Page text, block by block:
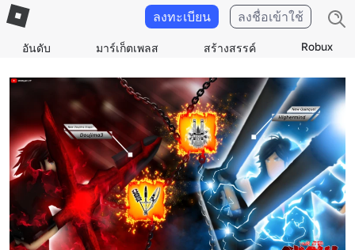
อันดับ มาร์เก็ตเพลส สร้างสรรค์ Robux
ลงทะเบียน ลงชื่อเข้าใช้